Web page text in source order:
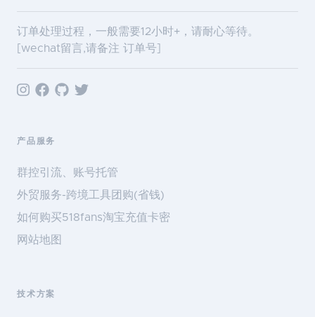
订单处理过程，一般需要12小时+，请耐心等待。
[wechat留言,请备注 订单号]
产品服务
群控引流、账号托管
外贸服务-跨境工具团购(省钱)
如何购买518fans淘宝充值卡密
网站地图
技术方案